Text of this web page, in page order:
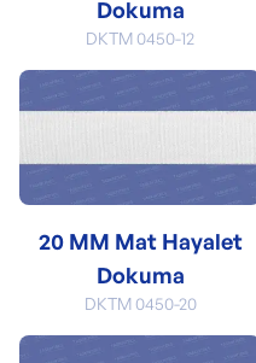
Dokuma
DKTM 0450-12
20 MM Mat Hayalet
Dokuma
DKTM 0450-20